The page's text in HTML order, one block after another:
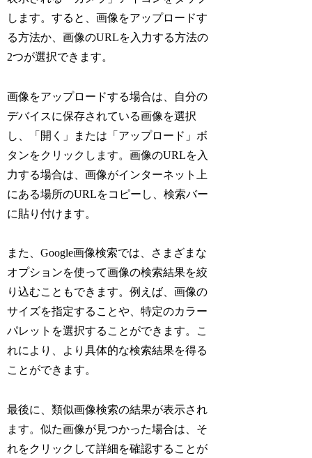
します。すると、画像をアップロードす
る方法か、画像のURLを入力する方法の
2つが選択できます。
画像をアップロードする場合は、自分の
デバイスに保存されている画像を選択
し、「開く」または「アップロード」ボ
タンをクリックします。画像のURLを入
力する場合は、画像がインターネット上
にある場所のURLをコピーし、検索バー
に貼り付けます。
また、Google画像検索では、さまざまな
オプションを使って画像の検索結果を絞
り込むこともできます。例えば、画像の
サイズを指定することや、特定のカラー
パレットを選択することができます。こ
れにより、より具体的な検索結果を得る
ことができます。
最後に、類似画像検索の結果が表示され
ます。似た画像が見つかった場合は、そ
れをクリックして詳細を確認することが